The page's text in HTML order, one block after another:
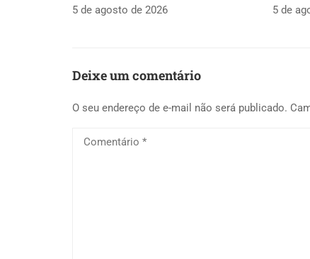
5 de agosto de 2026 5 de
Deixe um comentário
O seu endereço de e-mail não será publicado.